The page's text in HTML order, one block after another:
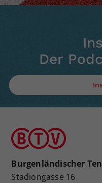
Der
Burgenländischer
Stadiongasse 16